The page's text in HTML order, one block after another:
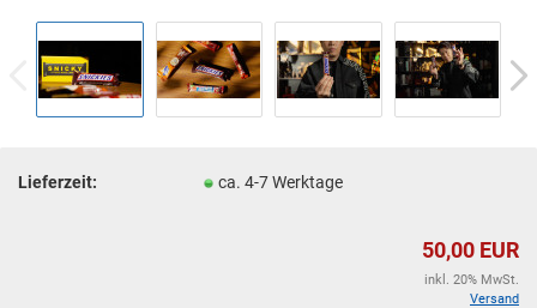
Lieferzeit: ca. 4-7 Werktage
50,00 EUR
inkl. 20% MwSt.
Versand